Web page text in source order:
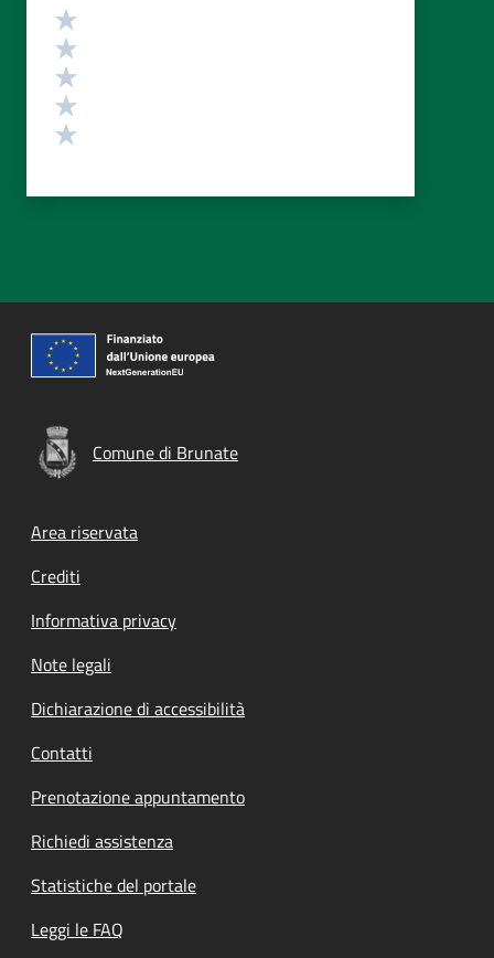
Valutazione
Comune di Brunate
Footer menu
Area riservata
Crediti
Informativa privacy
Note legali
Dichiarazione di accessibilità
Contatti
Prenotazione appuntamento
Richiedi assistenza
Statistiche del portale
Leggi le FAQ